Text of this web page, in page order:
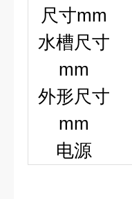
尺寸mm
水槽尺寸
mm
外形尺寸
mm
电源